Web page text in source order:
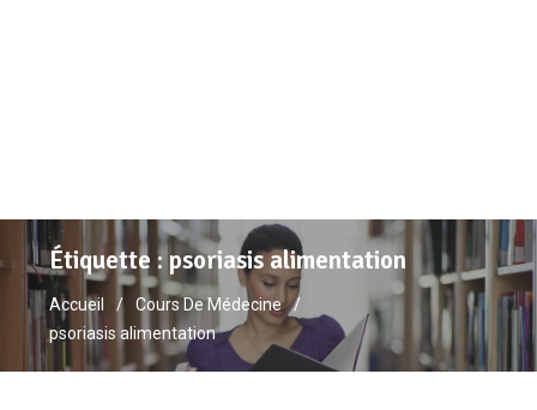
Étiquette : psoriasis alimentation
Accueil
Cours De Médecine
psoriasis alimentation